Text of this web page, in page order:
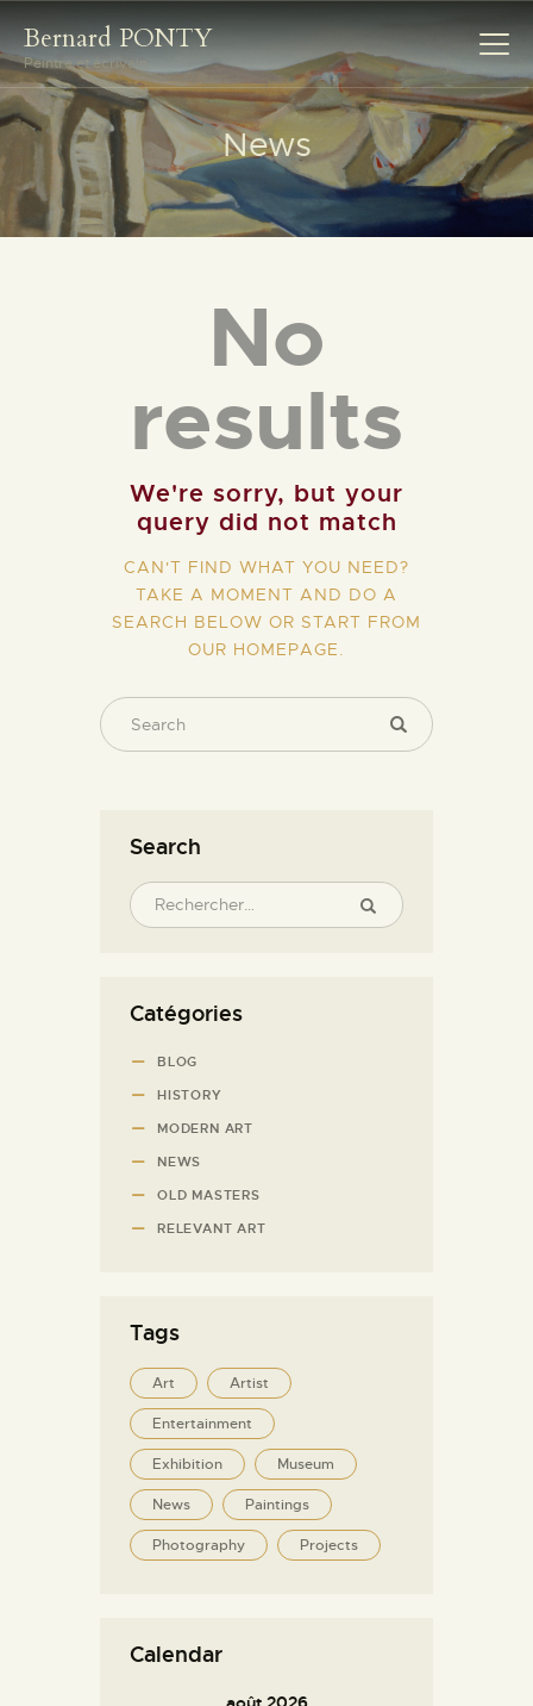
Bernard PONTY
Peintre et écrivain
News
Bernard PONTY
Peintre et écrivain
ACCUEIL
BIOGRAPHIE
No
results
We're sorry, but your
query did not match
CAN'T FIND WHAT YOU NEED?
TAKE A MOMENT AND DO A
SEARCH BELOW OR START FROM
OUR HOMEPAGE.
Search
Catégories
BLOG
HISTORY
MODERN ART
NEWS
OLD MASTERS
RELEVANT ART
Tags
Art Artist
Entertainment
Exhibition Museum
News Paintings
Photography Projects
Calendar